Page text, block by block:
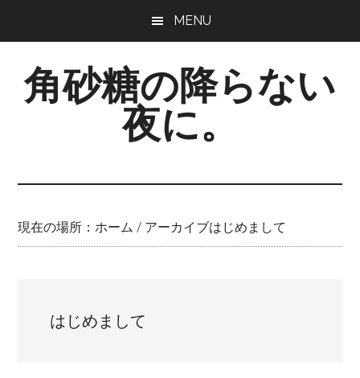
content
sidebar
MENU
角砂糖の降らない
夜に。
現在の場所：ホーム / アーカイブはじめまして
はじめまして